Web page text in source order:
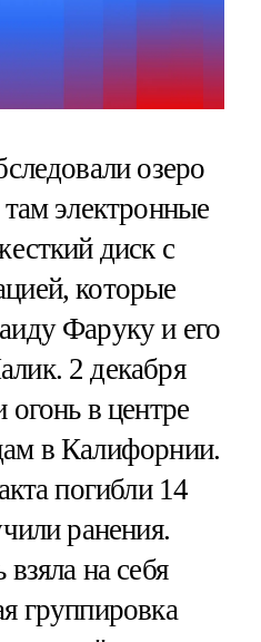
озеро
электронные
диск с
которые
Фаруку и его
2 декабря
в центре
в Калифорнии.
погибли 14
ранения.
на себя
группировка